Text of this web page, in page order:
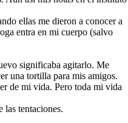
ellas me dieron a conocer a
entra en mi cuerpo (salvo
significaba agitarlo. Me
una tortilla para mis amigos.
de mi vida. Pero toda mi vida
las tentaciones.